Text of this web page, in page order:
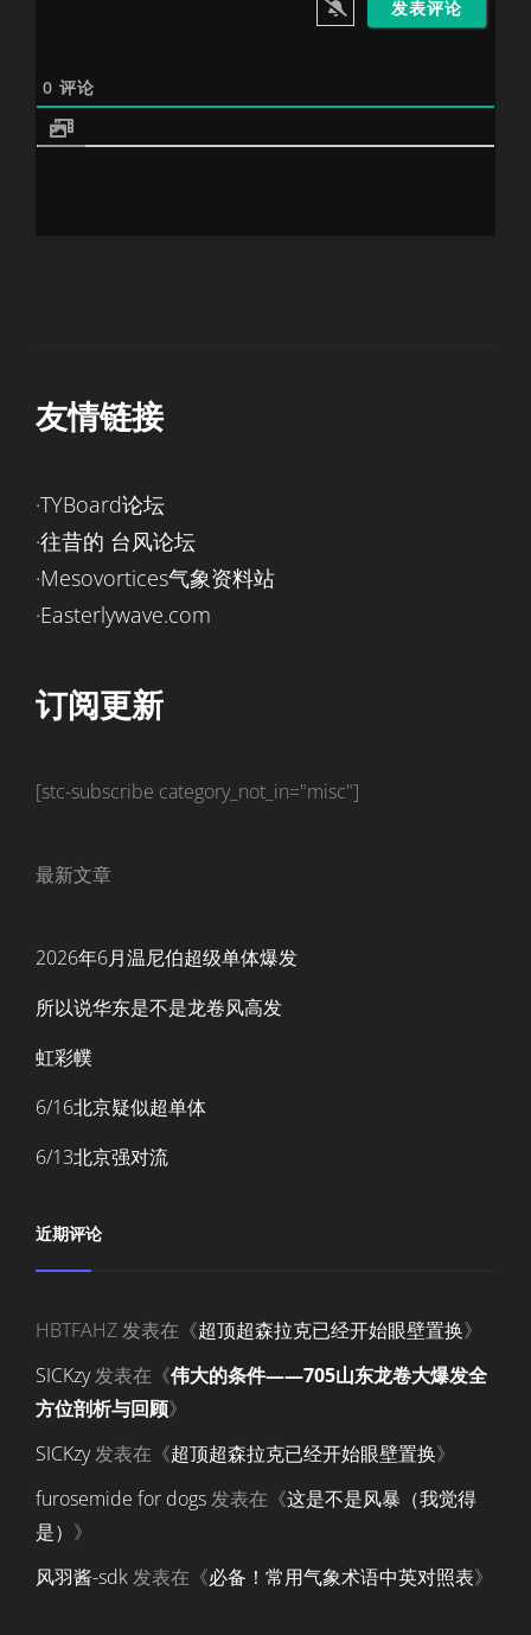
0 评论
友情链接
·TYBoard论坛
·往昔的 台风论坛
·Mesovortices气象资料站
·Easterlywave.com
订阅更新
[stc-subscribe category_not_in="misc"]
最新文章
2026年6月温尼伯超级单体爆发
所以说华东是不是龙卷风高发
虹彩幞
6/16北京疑似超单体
6/13北京强对流
近期评论
HBTFAHZ发表在《超顶超森拉克已经开始眼壁置换》
SICKzy发表在《伟大的条件——705山东龙卷大爆发全
方位剖析与回顾》
SICKzy发表在《超顶超森拉克已经开始眼壁置换》
furosemide for dogs发表在《这是不是风暴（我觉得
是） 》
风羽酱-sdk发表在《必备！常用气象术语中英对照表》